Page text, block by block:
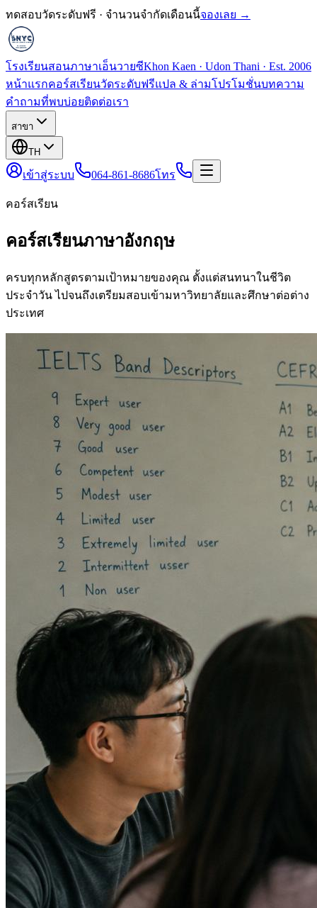
ทดสอบวัดระดับฟรี · จำนวนจำกัดเดือนนี้จองเลย →
โรงเรียนสอนภาษาเอ็นวายซีKhon Kaen · Udon Thani · Est. 2006
หน้าแรกคอร์สเรียนวัดระดับฟรีแปล & ล่ามโปรโมชั่นบทความ
คำถามที่พบบ่อยติดต่อเรา
สาขา
TH
เข้าสู่ระบบ 064-861-8686โทร
คอร์สเรียน
คอร์สเรียนภาษาอังกฤษ
ครบทุกหลักสูตรตามเป้าหมายของคุณ ตั้งแต่สนทนาในชีวิต
ประจำวัน ไปจนถึงเตรียมสอบเข้ามหาวิทยาลัยและศึกษาต่อต่าง
ประเทศ